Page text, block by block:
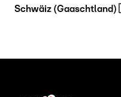
Schwäiz